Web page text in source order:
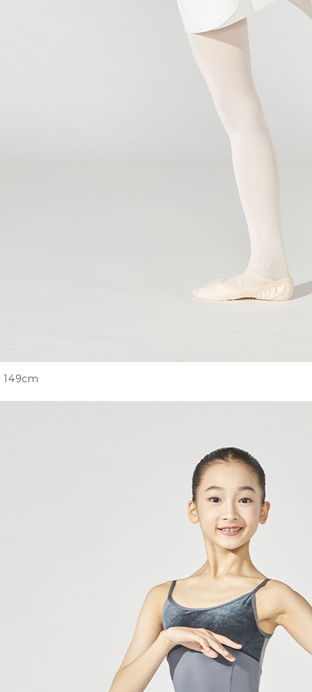
149cm